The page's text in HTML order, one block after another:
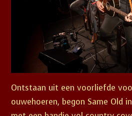
Ontstaan uit een voorliefde
ouwehoeren, begon Same Old